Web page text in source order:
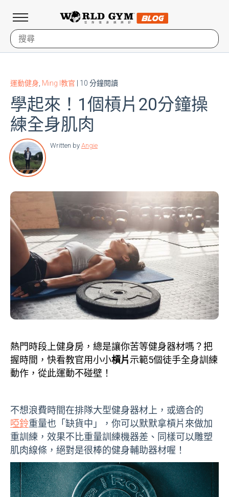
運動健身 Ming I教官 | 10 分鐘閱讀
學起來！1個槓片20分鐘操
練全身肌肉
Written by Angie
熱門時段上健身房，總是讓你苦等健身器材嗎？把
握時間，快看教官用小小槓片示範5個徒手全身訓練
動作，從此運動不碰壁！
不想浪費時間在排隊大型健身器材上，或適合的
啞鈴重量也「缺貨中」，你可以默默拿槓片來做加
重訓練，效果不比重量訓練機器差、同樣可以雕塑
肌肉線條，絕對是很棒的健身輔助器材喔！